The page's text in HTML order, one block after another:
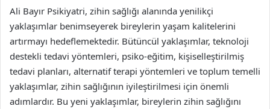
Ali Bayır Psikiyatri, zihin sağlığı alanında yenilikçi
yaklaşımlar benimseyerek bireylerin yaşam kalitelerini
artırmayı hedeflemektedir. Bütüncül yaklaşımlar, teknoloji
destekli tedavi yöntemleri, psiko-eğitim, kişiselleştirilmiş
tedavi planları, alternatif terapi yöntemleri ve toplum temelli
yaklaşımlar, zihin sağlığının iyileştirilmesi için önemli
adımlardır. Bu yeni yaklaşımlar, bireylerin zihin sağlığını